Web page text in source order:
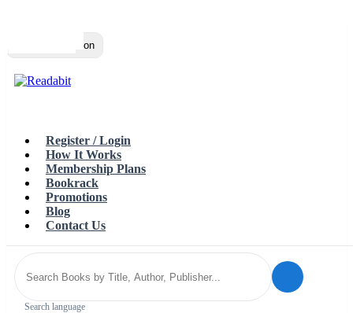
Toggle navigation
Register / Login
How It Works
Membership Plans
Bookrack
Promotions
Blog
Contact Us
Search language